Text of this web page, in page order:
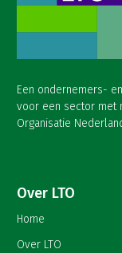
Een ondernemers-
voor een sector met
Organisatie
Over LTO
Home
Over LTO